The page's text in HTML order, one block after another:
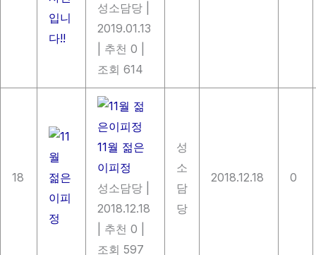
성소담당
2019.01.13
추천 0
조회 614
18
11월 젊은
이피정
성소담당
2018.12.18
추천 0
조회 597
성
소
담
당
2018.12.18 0